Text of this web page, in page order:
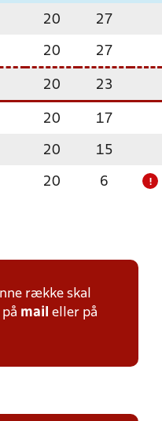
20 27
20 27
20 23
20 17
20 15
20 6 !
række skal
mail eller på